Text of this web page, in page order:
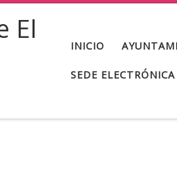
El
INICIO
SEDE ELECTRÓNICA